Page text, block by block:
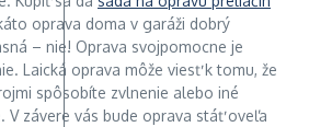
oprava doma v garáži dobrý
– nie! Oprava svojpomocne je
Laická oprava môže viesť k tomu, že
spôsobíte zvlnenie alebo iné
V závere vás bude oprava stáť oveľa